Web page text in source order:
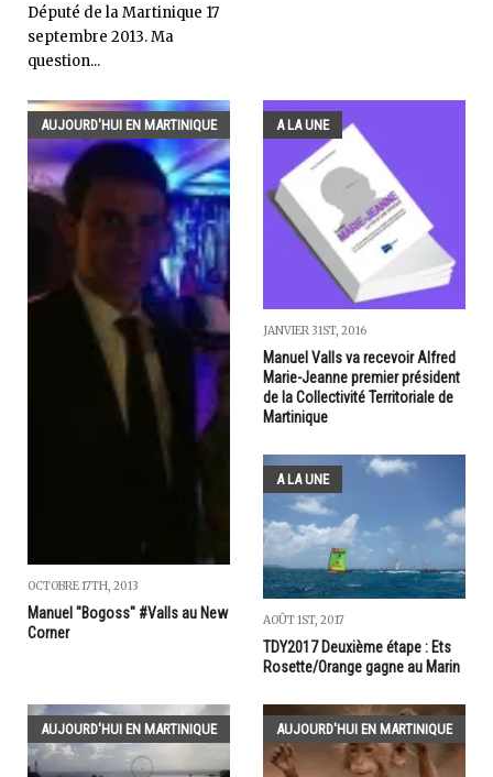
Député de la Martinique 17
septembre 2013. Ma
question...
AUJOURD'HUI EN MARTINIQUE
OCTOBRE 17TH, 2013
Manuel "Bogoss" #Valls au New
Corner
A LA UNE
JANVIER 31ST, 2016
Manuel Valls va recevoir Alfred
Marie-Jeanne premier président
de la Collectivité Territoriale de
Martinique
A LA UNE
AOÛT 1ST, 2017
TDY2017 Deuxième étape : Ets
Rosette/Orange gagne au Marin
AUJOURD'HUI EN MARTINIQUE AUJOURD'HUI EN MARTINIQUE